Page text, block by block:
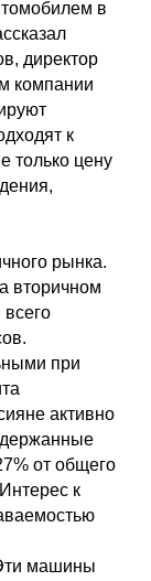
в
директор
компании
к
только цену
рынка.
вторичном
при
активно
от общего
к
машины